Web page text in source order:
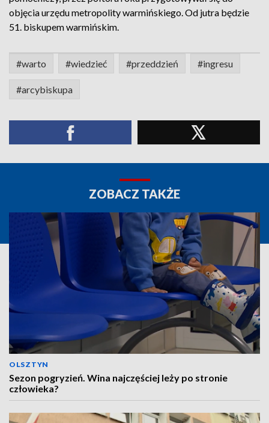
objęcia urzędu metropolity warmińskiego. Od jutra będzie
51. biskupem warmińskim.
#warto #wiedzieć #przeddzień #ingresu
#arcybiskupa
ZOBACZ TAKŻE
OLSZTYN
Sezon pogryzień. Wina najczęściej leży po stronie
człowieka?